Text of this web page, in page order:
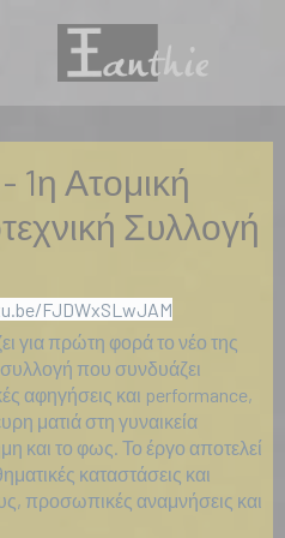
1η Ατομική
Συλλογή
FJDWxSLwJAM
για πρώτη φορά το νέο της
συλλογή που συνδυάζει
αφηγήσεις και performance,
ματιά στη γυναικεία
και το φως. Το έργο αποτελεί
καταστάσεις και
προσωπικές αναμνήσεις και